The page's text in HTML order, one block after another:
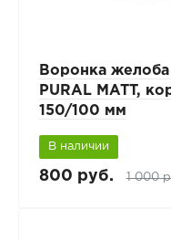
Воронка желоба
PURAL MATT,
150/100 мм
В наличии
800 руб. 1 000